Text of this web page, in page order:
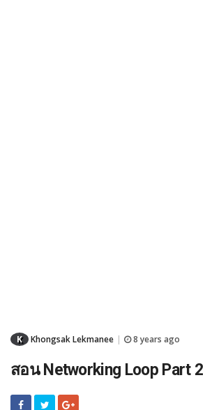
K Khongsak Lekmanee 8 years ago
สอน Networking Loop Part 2